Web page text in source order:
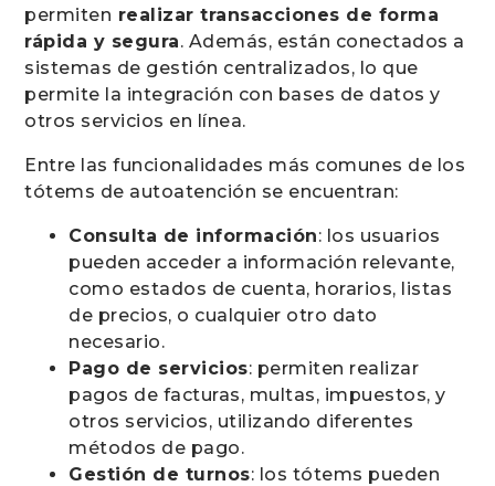
permiten realizar transacciones de forma
rápida y segura. Además, están conectados a
sistemas de gestión centralizados, lo que
permite la integración con bases de datos y
otros servicios en línea.
Entre las funcionalidades más comunes de los
tótems de autoatención se encuentran:
Consulta de información: los usuarios
pueden acceder a información relevante,
como estados de cuenta, horarios, listas
de precios, o cualquier otro dato
necesario.
Pago de servicios: permiten realizar
pagos de facturas, multas, impuestos, y
otros servicios, utilizando diferentes
métodos de pago.
Gestión de turnos: los tótems pueden